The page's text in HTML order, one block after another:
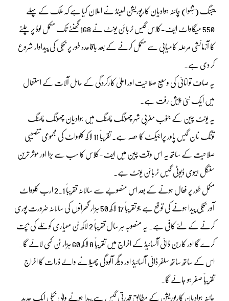
بیجنگ (شِنہوا) چائنہ ہوادیان کارپوریشن لمیٹڈ نے اعلان کیا ہے کہ ملک کے پہلے
550 میگاواٹ ایف-کلاس گیس ٹربائن یونٹ نے 168 گھنٹے تک مکمل لوڈ پر چلنے
کا آزمائشی مرحلہ کامیابی سے مکمل کرنے کے بعد باقاعدہ طور پر بجلی کی پیداوار شروع
کر دی ہے۔
یہ صاف توانائی کی وسیع صلاحیت اور اعلیٰ کارکردگی کے حامل آلات کے استعمال
میں ایک نئی پیش رفت ہے۔
یہ یونٹ چین کے جنوب مغربی شہر چھونگ چھنگ میں ہوادیان چھونگ چھنگ
تونگ نان گیس پاور پراجیکٹ کا حصہ ہے۔ تقریباً 11 لاکھ کلوواٹ کی مجموعی تنصیبی
صلاحیت کے ساتھ یہ اس وقت چین میں ایف-کلاس کا سب سے بڑا اور موثر ترین
سنگل ہیوی ڈیوٹی گیس ٹربائن یونٹ ہے۔
مکمل طور پر فعال ہونے کے بعد اس منصوبے سے سالانہ تقریباً 2.1 ارب کلوواٹ
آور بجلی پیدا ہونے کی توقع ہے جو تقریباً 17 لاکھ 50 ہزار گھرانوں کی سالانہ ضرورت پوری
کرنے کے لئے کافی ہے۔ یہ منصوبہ ہر سال تقریباً 2 لاکھ ٹن معیاری کوئلے کی بچت
کرے گا اور کاربن ڈائی آکسائیڈ کے اخراج میں تقریباً 8 لاکھ 60 ہزار ٹن کمی لائے گا۔
اس کے ساتھ ساتھ سلفر ڈائی آکسائیڈ اور دیگر آلودگی پھیلانے والے ذرات کا اخراج
تقریباً صفر ہو جائے گا۔